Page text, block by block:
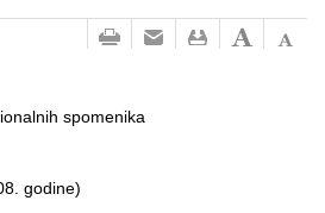
spomenika
godine)